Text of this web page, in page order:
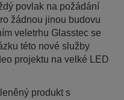
povlak na požádání
žádnou jinou budovu
veletrhu Glasstec se
této nové služby
projektu na velké LED
produkt s